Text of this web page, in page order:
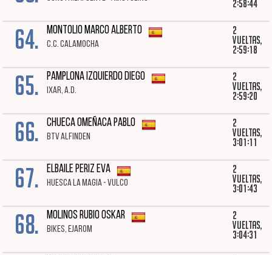
2:58:44
64. MONTOLIO MARCO ALBERTO
C.C. CALAMOCHA
2
vueltas,
2:59:18
65. PAMPLONA IZQUIERDO DIEGO
IXAR, A.D.
2
vueltas,
2:59:20
66. CHUECA OMEÑACA PABLO
BTV ALFINDEN
2
vueltas,
3:01:11
67. ELBAILE PERIZ EVA
HUESCA LA MAGIA - VULCO
2
vueltas,
3:01:43
68. MOLINOS RUBIO OSKAR
BIKES, EJAROM
2
vueltas,
3:04:31